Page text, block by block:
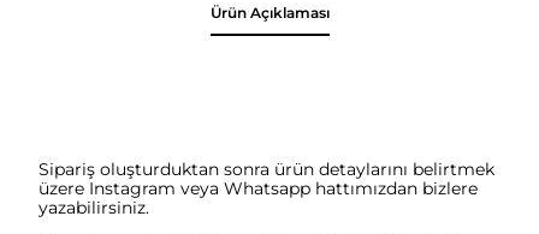
Ürün Açıklaması
Sipariş oluşturduktan sonra ürün detaylarını belirtmek
üzere Instagram veya Whatsapp hattımızdan bizlere
yazabilirsiniz.